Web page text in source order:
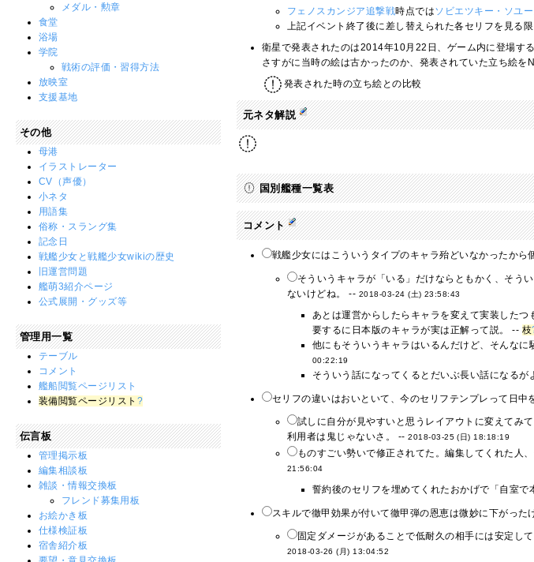
フェノスカンジア追撃戦時点ではソビエツキー・ソユ
上記イベント終了後に差し替えられた各セリフを見る
衛星で発表されたのは2014年10月22日、ゲーム内に登場す
さすがに当時の絵は古かったのか、発表されていた立ち絵を
発表された時の立ち絵との比較
元ネタ解説
国別艦種一覧表
コメント
戦艦少女にはこういうタイプのキャラ殆どいなかったか
そういうキャラが「いる」だけならともかく、そう
ないけどね。 -- 2018-03-24 (土) 23:58:43
あとは運営からしたらキャラを変えて実装した
要するに日本版のキャラが実は正解って説。 -- 枝
他にもそういうキャラはいるんだけど、そんな
00:22:19
そういう話になってくるとだいぶ長い話になる
セリフの違いはおいといて、今のセリフテンプレって日
試しに自分が見やすいと思うレイアウトに変えてみ
利用者は鬼じゃないさ。 --2018-03-25 (日) 18:18:19
ものすごい勢いで修正されてた。編集してくれた人
21:56:04
誓約後のセリフを埋めてくれたおかげで「自室
スキルで徹甲効果が付いて徹甲弾の恩恵は微妙に下がった
固定ダメージがあることで低耐久の相手には安定し
2018-03-26 (月) 13:04:52
メダル・勲章
食堂
浴場
学院
戦術の評価・習得方法
放映室
支援基地
その他
母港
イラストレーター
CV（声優）
小ネタ
用語集
俗称・スラング集
記念日
戦艦少女と戦艦少女wikiの歴史
旧運営問題
艦萌3紹介ページ
公式展開・グッズ等
管理用一覧
テーブル
コメント
艦船閲覧ページリスト
装備閲覧ページリスト ?
伝言板
管理掲示板
編集相談板
雑談・情報交換板
フレンド募集用板
お絵かき板
仕様検証板
宿舎紹介板